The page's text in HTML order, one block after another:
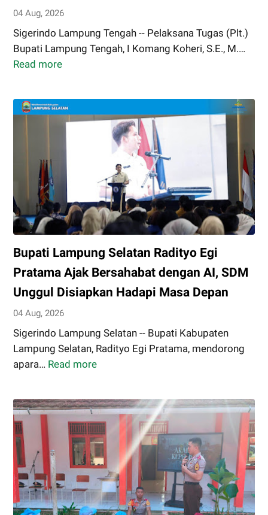
04 Aug, 2026
Sigerindo Lampung Tengah -- Pelaksana Tugas (Plt.)
Bupati Lampung Tengah, I Komang Koheri, S.E., M.…
Read more
Lampung
Tengah
Komang
Koheri,
Hadiri
Syukuran
dan
Penyerahan
Piagam
Penghargaan
Kinerja
PTSP
dan
PPB
Bupati Lampung Selatan Radityo Egi
Pratama Ajak Bersahabat dengan AI, SDM
Unggul Disiapkan Hadapi Masa Depan
04 Aug, 2026
Sigerindo Lampung Selatan -- Bupati Kabupaten
Lampung Selatan, Radityo Egi Pratama, mendorong
apara… Read more
Selatan
Radityo
Egi
Pratama
Ajak
Bersahabat
dengan
AI,